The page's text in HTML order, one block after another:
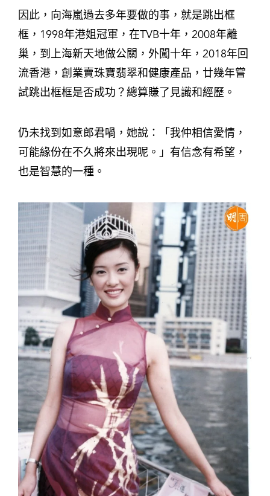
因此，向海嵐過去多年要做的事，就是跳出框
框，1998年港姐冠軍，在TVB十年，2008年離
巢，到上海新天地做公關，外闖十年，2018年回
流香港，創業賣珠寶翡翠和健康產品，廿幾年嘗
試跳出框框是否成功？總算賺了見識和經歷。
仍未找到如意郎君喎，她說：「我仲相信愛情，
可能緣份在不久將來出現呢。」有信念有希望，
也是智慧的一種。